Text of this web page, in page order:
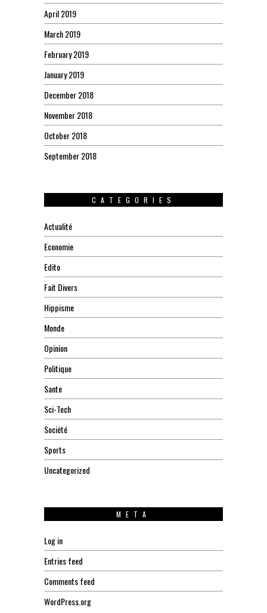
April 2019
March 2019
February 2019
January 2019
December 2018
November 2018
October 2018
September 2018
CATEGORIES
Actualité
Economie
Edito
Fait Divers
Hippisme
Monde
Opinion
Politique
Sante
Sci-Tech
Société
Sports
Uncategorized
META
Log in
Entries feed
Comments feed
WordPress.org